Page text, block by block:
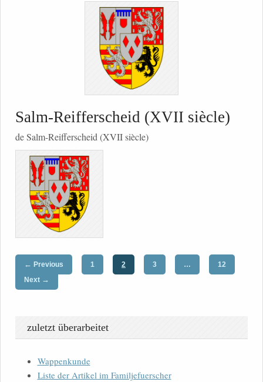
Salm-Reifferscheid (XVII siècle)
de Salm-Reifferscheid (XVII siècle)
← Previous 1 2 3 …
12
Next →
zuletzt überarbeitet
Wappenkunde
Liste der Artikel im Familjefuerscher